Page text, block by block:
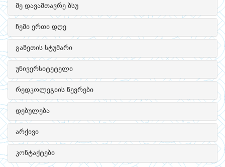
მე დავამთავრე ბსუ
ჩემი ერთი დღე
გაზეთის სტუმარი
უნივერსიტეტელი
რედკოლეგიის წევრები
დებულება
არქივი
კონტაქტები